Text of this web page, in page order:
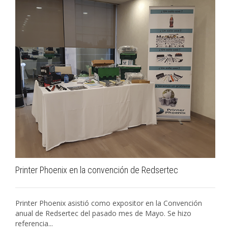
Printer Phoenix en la convención de Redsertec
Printer Phoenix asistió como expositor en la Convención
anual de Redsertec del pasado mes de Mayo. Se hizo
referencia...